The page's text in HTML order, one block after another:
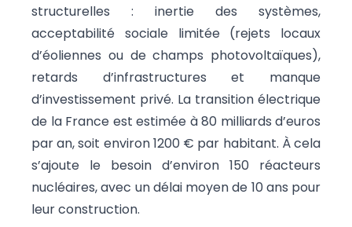
structurelles : inertie des systèmes,
acceptabilité sociale limitée (rejets locaux
d’éoliennes ou de champs photovoltaïques),
retards d’infrastructures et manque
d’investissement privé. La transition électrique
de la France est estimée à 80 milliards d’euros
par an, soit environ 1200 € par habitant. À cela
s’ajoute le besoin d’environ 150 réacteurs
nucléaires, avec un délai moyen de 10 ans pour
leur construction.